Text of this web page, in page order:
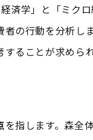
済学」と「ミク
の行動を分析し
ることが求められ
を指します。森全